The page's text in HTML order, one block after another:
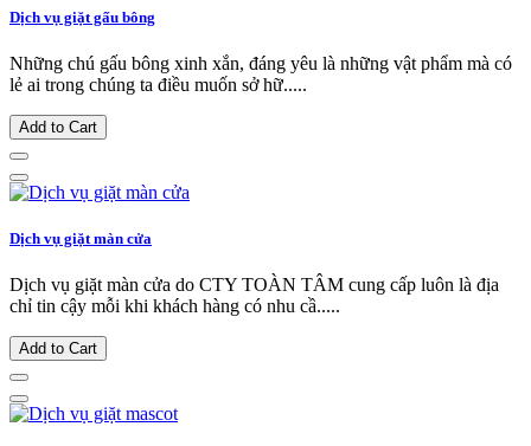
Dịch vụ giặt gấu bông
Những chú gấu bông xinh xắn, đáng yêu là những vật phẩm mà có
lẻ ai trong chúng ta điều muốn sở hữ.....
Add to Cart
Dịch vụ giặt màn cửa
Dịch vụ giặt màn cửa do CTY TOÀN TÂM cung cấp luôn là địa
chỉ tin cậy mỗi khi khách hàng có nhu cầ.....
Add to Cart